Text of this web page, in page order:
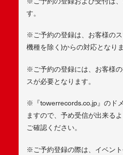
す。
※ご予約の登録は、お客様の
機種を除く)からの対応となりま
※ご予約の登録には、お客様
スが必要となります。
※『towerrecords.co.jp』のド
ますので、予め受信が出来る
ご確認ください。
※ご予約登録の際は、イベン